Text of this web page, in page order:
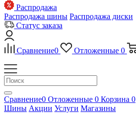
Распродажа
Распродажа шины Распродажа диски
Статус заказа
Сравнение0 Отложенные 0
Сравнение0 Отложенные 0 Корзина 0
Шины Акции Услуги Магазины